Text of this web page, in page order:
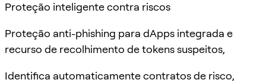
Proteção inteligente contra riscos
Proteção anti-phishing para dApps integrada e
recurso de recolhimento de tokens suspeitos,
Identifica automaticamente contratos de risco,